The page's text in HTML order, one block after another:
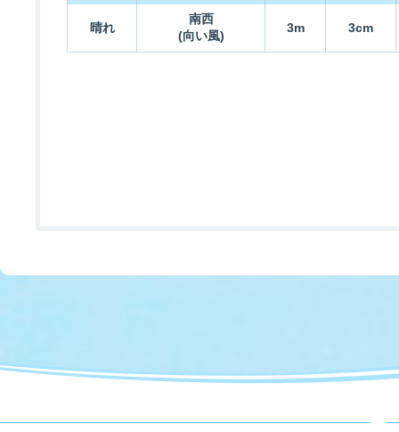
晴れ
南西
(向い風)
3m 3cm